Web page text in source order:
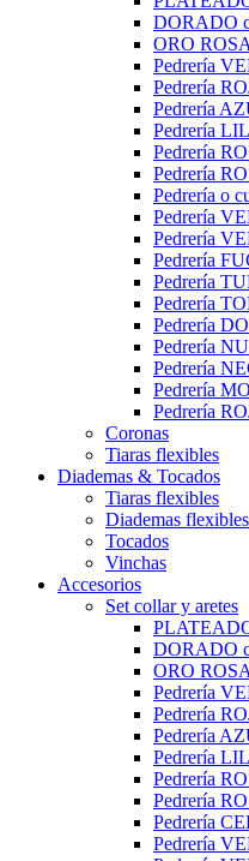
DORADO
ORO
Pedrería
Pedrería
Pedrería
Pedrería
Pedrería
Pedrería
Pedrería o
Pedrería
Pedrería
Pedrería
Pedrería
Pedrería
Pedrería
Pedrería
Pedrería
Pedrería
Pedrería
Coronas
Tiaras flexibles
Diademas & Tocados
Tiaras flexibles
Diademas flexibles
Tocados
Vinchas
Accesorios
Set collar y aretes
DORADO
ORO
Pedrería
Pedrería
Pedrería
Pedrería
Pedrería
Pedrería
Pedrería
Pedrería